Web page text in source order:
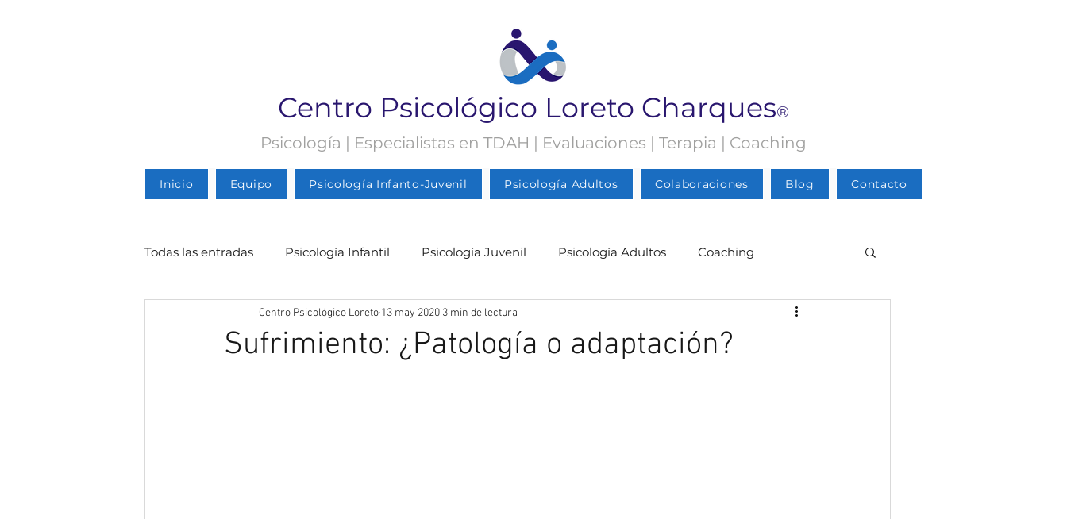
Centro Psicológico Loreto Charques®
Psicología | Especialistas en TDAH | Evaluaciones | Terapia | Coaching
Inicio Equipo Psicología Infanto-Juvenil Psicología Adultos Colaboraciones Blog Contacto
Todas las entradas Psicología Infantil Psicología Juvenil Psicología Adultos Coaching
Psicología Infantil Psicología Juvenil Psicología
Sufrimiento: ¿Patología o adaptación?
Centro Psicológico Loreto 13 may 2020 3 min de lectura